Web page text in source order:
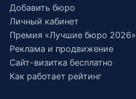
Добавить бюро
Личный кабинет
Премия «Лучшие бюро 2026»
Реклама и продвижение
Сайт-визитка бесплатно
Как работает рейтинг